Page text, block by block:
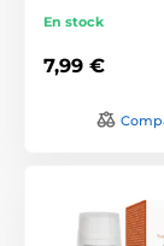
En stock
7,99 €